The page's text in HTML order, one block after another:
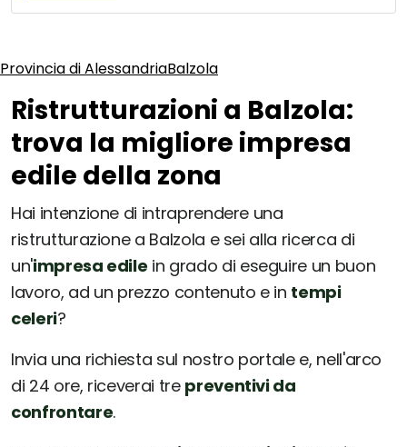
Provincia di AlessandriaBalzola
Ristrutturazioni a Balzola:
trova la migliore impresa
edile della zona
Hai intenzione di intraprendere una
ristrutturazione a Balzola e sei alla ricerca di
un'impresa edile in grado di eseguire un buon
lavoro, ad un prezzo contenuto e in tempi
celeri?
Invia una richiesta sul nostro portale e, nell'arco
di 24 ore, riceverai tre preventivi da
confrontare.